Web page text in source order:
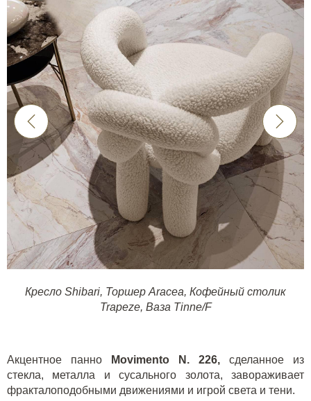
Кресло Shibari, Торшер Aracea, Кофейный столик
Trapeze, Ваза Tinne/F
Акцентное панно Movimento N . 226, сделанное из
стекла, металла и сусального золота, завораживает
фракталоподобными движениями и игрой света и тени.